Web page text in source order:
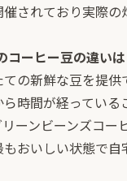
されており実際
コーヒー豆の違いは
の新鮮な豆を提供
時間が経っている
ーンビーンズコー
おいしい状態で自